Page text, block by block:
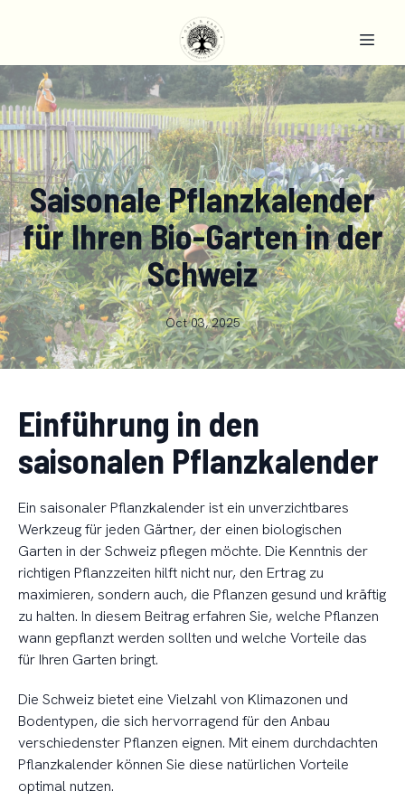
Saisonale Pflanzkalender
für Ihren Bio-Garten in der
Schweiz
Oct 03, 2025
Einführung in den
saisonalen Pflanzkalender
Ein saisonaler Pflanzkalender ist ein unverzichtbares
Werkzeug für jeden Gärtner, der einen biologischen
Garten in der Schweiz pflegen möchte. Die Kenntnis der
richtigen Pflanzzeiten hilft nicht nur, den Ertrag zu
maximieren, sondern auch, die Pflanzen gesund und kräftig
zu halten. In diesem Beitrag erfahren Sie, welche Pflanzen
wann gepflanzt werden sollten und welche Vorteile das
für Ihren Garten bringt.
Die Schweiz bietet eine Vielzahl von Klimazonen und
Bodentypen, die sich hervorragend für den Anbau
verschiedenster Pflanzen eignen. Mit einem durchdachten
Pflanzkalender können Sie diese natürlichen Vorteile
optimal nutzen.